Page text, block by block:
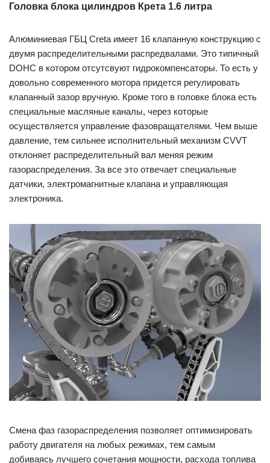
Головка блока цилиндров Крета 1.6 литра
Алюминиевая ГБЦ Creta имеет 16 клапанную конструкцию с
двумя распределительными распредвалами. Это типичный
DOHC в котором отсутсвуют гидрокомпенсаторы. То есть у
довольно современного мотора придется регулировать
клапанный зазор вручную. Кроме того в головке блока есть
специальные масляные каналы, через которые
осуществляется управление фазовращателями. Чем выше
давление, тем сильнее исполнительный механизм CVVT
отклоняет распределительный вал меняя режим
газораспределения. За все это отвечает специальные
датчики, электромагнитные клапана и управляющая
электроника.
Смена фаз газораспределения позволяет оптимизировать
работу двигателя на любых режимах, тем самым
добиваясь лучшего сочетания мощности, расхода топлива